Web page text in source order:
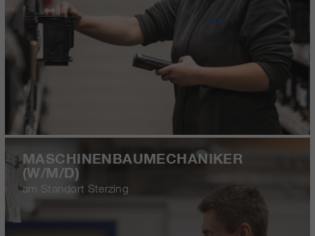
MASCHINENBAUMECHANIKER
(W/M/D)
am Standort Sterzing